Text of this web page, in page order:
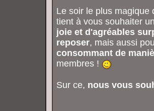
Le soir le plus
tient à vous souhaiter
joie et d'agréables
reposer, mais aussi
consommant de
membres !
Sur ce, nous vous